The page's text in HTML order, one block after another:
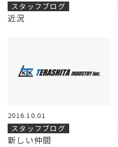
スタッフブログ
近況
2016.10.01
スタッフブログ
新しい仲間